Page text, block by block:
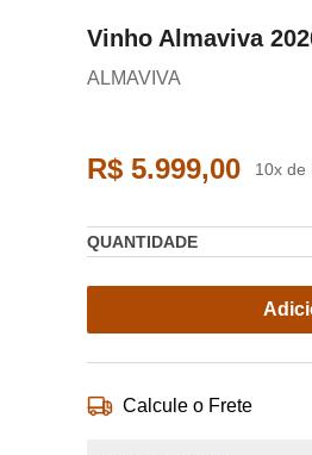
Vinho Almaviva
ALMAVIVA
R$ 5.999,00 10x de
QUANTIDADE
Calcule o Frete